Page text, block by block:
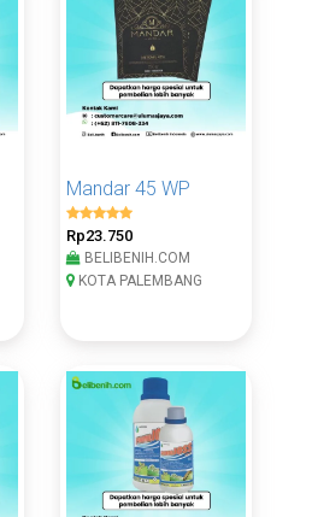
Mandar 45 WP
Rp23.750
BELIBENIH.COM
KOTA PALEMBANG